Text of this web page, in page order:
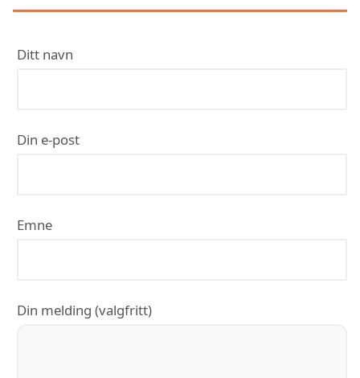
Ditt navn
Din e-post
Emne
Din melding (valgfritt)